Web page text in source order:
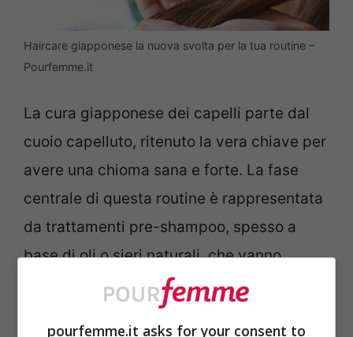
Haircare giapponese la nuova svolta per la tua routine –
Pourfemme.it
La cura giapponese dei capelli parte dal
cuoio capelluto, ritenuto la vera chiave per
avere una chioma sana e forte. La fase
centrale di questa routine è rappresentata
da trattamenti pre-shampoo, spesso a
base di oli o sieri naturali, che vanno
lasciati in posa prima del lavaggio vero e
pourfemme.it asks for your consent to